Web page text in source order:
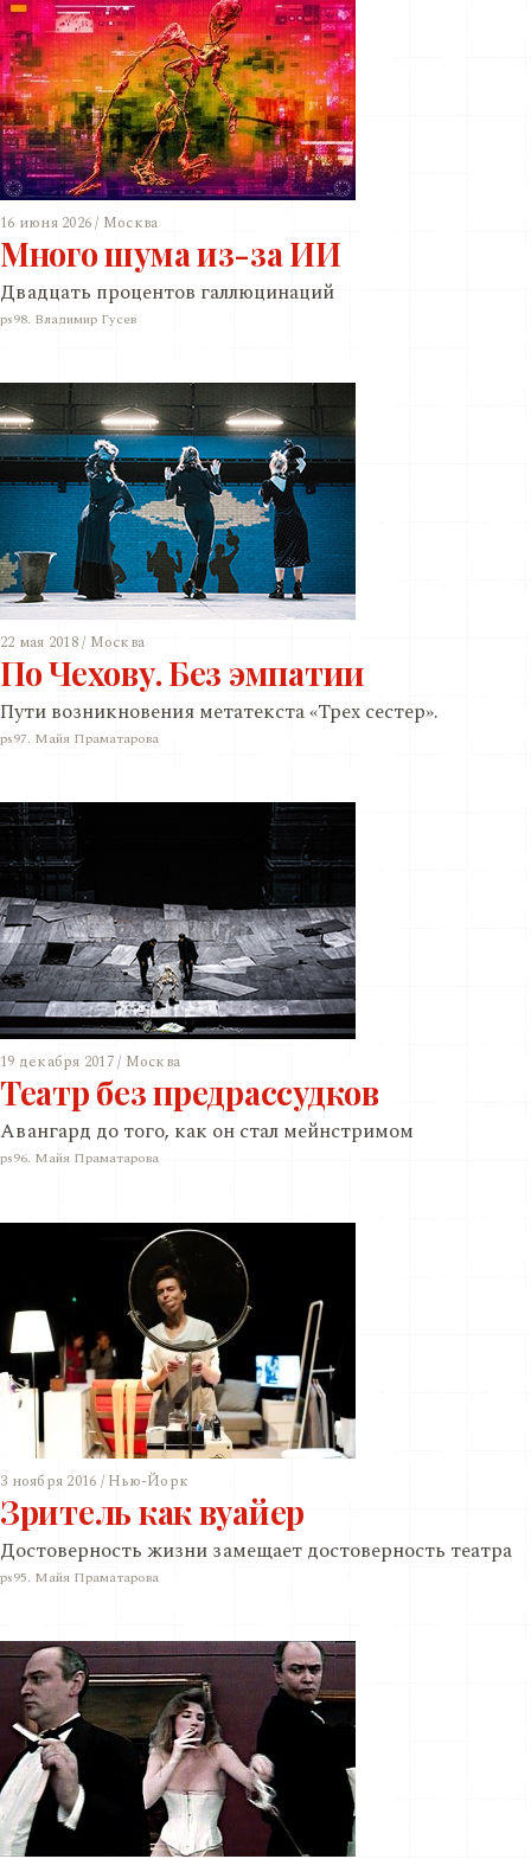
16 июня 2026 / Москва
Много шума из-за ИИ
Двадцать процентов галлюцинаций
ps98. Владимир Гусев
22 мая 2018 / Москва
По Чехову. Без эмпатии
Пути возникновения метатекста «Трех сестер».
ps97. Майя Праматарова
19 декабря 2017 / Москва
Театр без предрассудков
Авангард до того, как он стал мейнстримом
ps96. Майя Праматарова
3 ноября 2016 / Нью-Йорк
Зритель как вуайер
Достоверность жизни замещает достоверность театра
ps95. Майя Праматарова